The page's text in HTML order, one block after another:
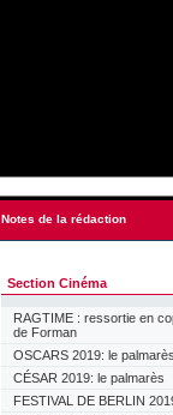
Notes de la rédaction
Section Cinéma
RAGTIME : ressortie en
de Forman
OSCARS 2019: le palmarès
CÉSAR 2019: le palmarès
FESTIVAL DE BERLIN